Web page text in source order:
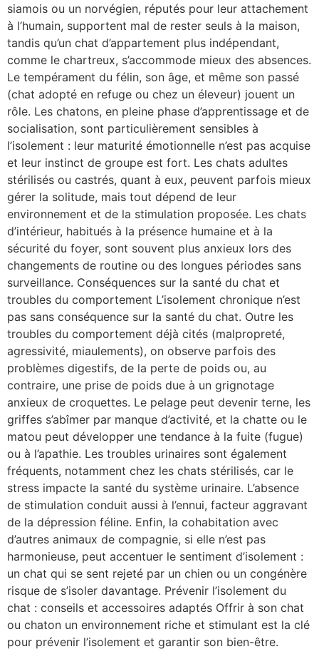
siamois ou un norvégien, réputés pour leur attachement
à l’humain, supportent mal de rester seuls à la maison,
tandis qu’un chat d’appartement plus indépendant,
comme le chartreux, s’accommode mieux des absences.
Le tempérament du félin, son âge, et même son passé
(chat adopté en refuge ou chez un éleveur) jouent un
rôle. Les chatons, en pleine phase d’apprentissage et de
socialisation, sont particulièrement sensibles à
l’isolement : leur maturité émotionnelle n’est pas acquise
et leur instinct de groupe est fort. Les chats adultes
stérilisés ou castrés, quant à eux, peuvent parfois mieux
gérer la solitude, mais tout dépend de leur
environnement et de la stimulation proposée. Les chats
d’intérieur, habitués à la présence humaine et à la
sécurité du foyer, sont souvent plus anxieux lors des
changements de routine ou des longues périodes sans
surveillance. Conséquences sur la santé du chat et
troubles du comportement L’isolement chronique n’est
pas sans conséquence sur la santé du chat. Outre les
troubles du comportement déjà cités (malpropreté,
agressivité, miaulements), on observe parfois des
problèmes digestifs, de la perte de poids ou, au
contraire, une prise de poids due à un grignotage
anxieux de croquettes. Le pelage peut devenir terne, les
griffes s’abîmer par manque d’activité, et la chatte ou le
matou peut développer une tendance à la fuite (fugue)
ou à l’apathie. Les troubles urinaires sont également
fréquents, notamment chez les chats stérilisés, car le
stress impacte la santé du système urinaire. L’absence
de stimulation conduit aussi à l’ennui, facteur aggravant
de la dépression féline. Enfin, la cohabitation avec
d’autres animaux de compagnie, si elle n’est pas
harmonieuse, peut accentuer le sentiment d’isolement :
un chat qui se sent rejeté par un chien ou un congénère
risque de s’isoler davantage. Prévenir l’isolement du
chat : conseils et accessoires adaptés Offrir à son chat
ou chaton un environnement riche et stimulant est la clé
pour prévenir l’isolement et garantir son bien-être.